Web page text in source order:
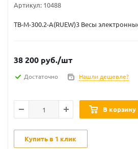
Артикул: 10488
TB-M-300.2-А(RUEW)3 Весы
38 200 руб./шт
Достаточно Нашли дешевле?
В корзину
Купить в 1 клик